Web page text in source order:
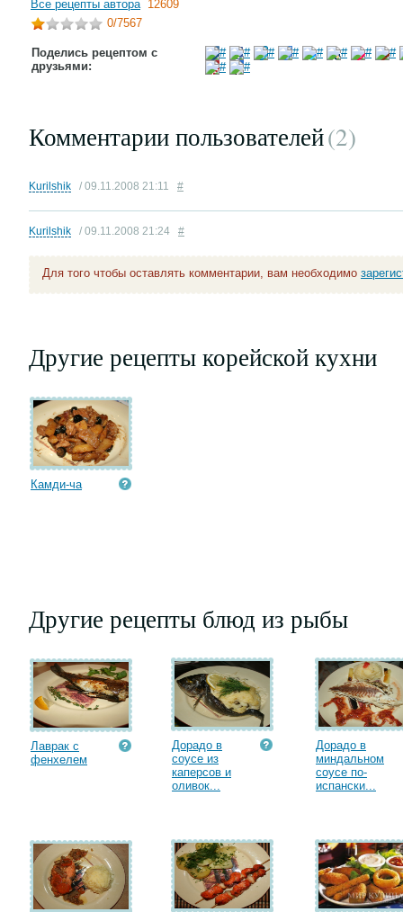
Все рецепты автора 12609
0/7567
Поделись рецептом с
друзьями:
Комментарии пользователей(2)
Kurilshik / 09.11.2008 21:11 #
Kurilshik / 09.11.2008 21:24 #
Для того чтобы оставлять комментарии, вам необходимо
Другие рецепты корейской кухни
Камди-ча
Другие рецепты блюд из рыбы
Лаврак с
фенхелем
Дорадо в
соусе из
каперсов и
оливок...
Дорадо в
миндальном
соусе по-
испански...